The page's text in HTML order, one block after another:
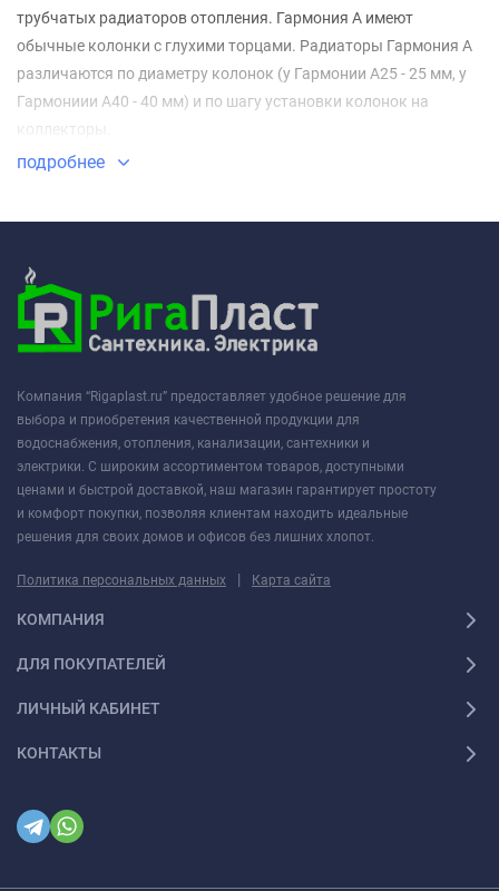
трубчатых радиаторов отопления. Гармония А имеют
обычные колонки с глухими торцами. Радиаторы Гармония А
различаются по диаметру колонок (у Гармонии А25 - 25 мм, у
Гармониии А40 - 40 мм) и по шагу установки колонок на
коллекторы.
подробнее
Компания “Rigaplast.ru” предоставляет удобное решение для
выбора и приобретения качественной продукции для
водоснабжения, отопления, канализации, сантехники и
электрики. С широким ассортиментом товаров, доступными
ценами и быстрой доставкой, наш магазин гарантирует простоту
и комфорт покупки, позволяя клиентам находить идеальные
решения для своих домов и офисов без лишних хлопот.
Политика персональных данных | Карта сайта
КОМПАНИЯ
ДЛЯ ПОКУПАТЕЛЕЙ
ЛИЧНЫЙ КАБИНЕТ
КОНТАКТЫ